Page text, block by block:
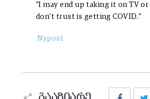
“I may end up taking it on TV
don’t trust is getting COVID.”
Nypost